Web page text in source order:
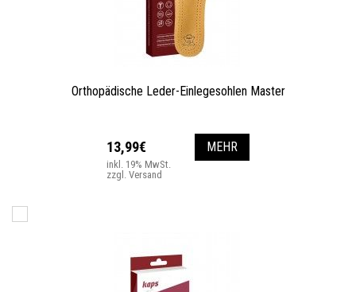
Orthopädische Leder-Einlegesohlen Master
13,99€
inkl. 19% MwSt.
zzgl. Versand
MEHR